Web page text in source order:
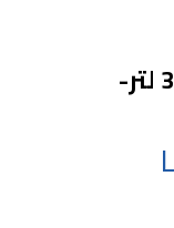
ثلاجه زانوسي نوفروست 370 لتر-